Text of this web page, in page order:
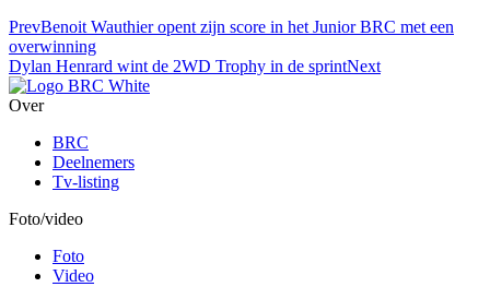
PrevBenoit Wauthier opent zijn score in het Junior BRC met een
overwinning
Dylan Henrard wint de 2WD Trophy in de sprintNext
Over
BRC
Deelnemers
Tv-listing
Foto/video
Foto
Video